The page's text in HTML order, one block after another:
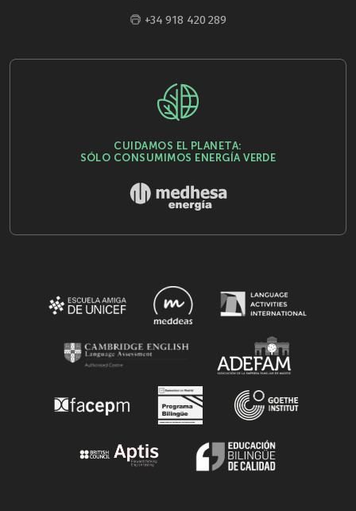
+34 918 420 289
CUIDAMOS EL PLANETA:
SÓLO CONSUMIMOS ENERGÍA VERDE